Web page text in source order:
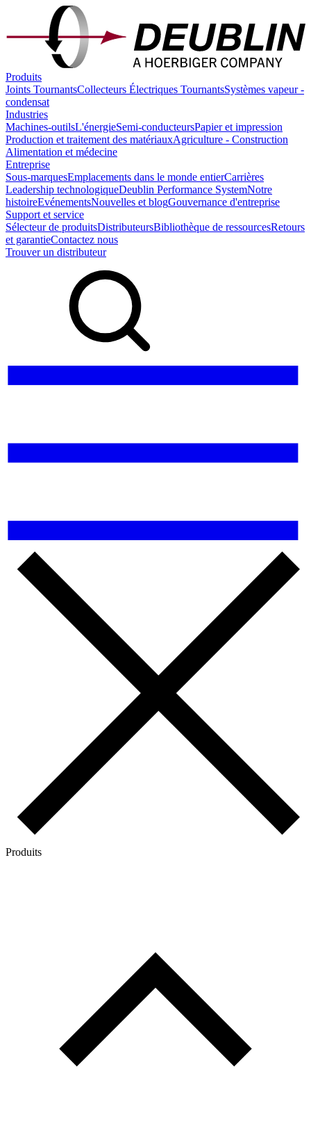
Produits
Joints TournantsCollecteurs Électriques TournantsSystèmes vapeur -
condensat
Industries
Machines-outilsL'énergieSemi-conducteursPapier et impression
Production et traitement des matériauxAgriculture - Construction
Alimentation et médecine
Entreprise
Sous-marquesEmplacements dans le monde entierCarrières
Leadership technologiqueDeublin Performance SystemNotre
histoireEvénementsNouvelles et blogGouvernance d'entreprise
Support et service
Sélecteur de produitsDistributeursBibliothèque de ressourcesRetours
et garantieContactez nous
Trouver un distributeur
Produits